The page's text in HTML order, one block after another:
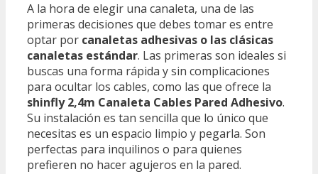
A la hora de elegir una canaleta, una de las
primeras decisiones que debes tomar es entre
optar por canaletas adhesivas o las clásicas
canaletas estándar. Las primeras son ideales si
buscas una forma rápida y sin complicaciones
para ocultar los cables, como las que ofrece la
shinfly 2,4m Canaleta Cables Pared Adhesivo.
Su instalación es tan sencilla que lo único que
necesitas es un espacio limpio y pegarla. Son
perfectas para inquilinos o para quienes
prefieren no hacer agujeros en la pared.